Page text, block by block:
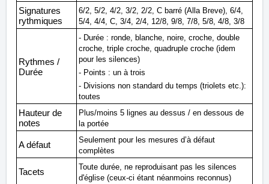
Signatures
rythmiques
6/2, 5/2, 4/2, 3/2, 2/2, C barré (Alla Breve), 6/4,
5/4, 4/4, C, 3/4, 2/4, 12/8, 9/8, 7/8, 5/8, 4/8, 3/8
Rythmes /
Durée
- Durée : ronde, blanche, noire, croche, double
croche, triple croche, quadruple croche (idem
pour les silences)
- Points : un à trois
- Divisions non standard du temps (triolets etc.):
toutes
Hauteur de
notes
Plus/moins 5 lignes au dessus / en dessous de
la portée
A défaut
Seulement pour les mesures d’à défaut
complètes
Tacets
Toute durée, ne reproduisant pas les silences
d'église (ceux-ci étant néanmoins reconnus)